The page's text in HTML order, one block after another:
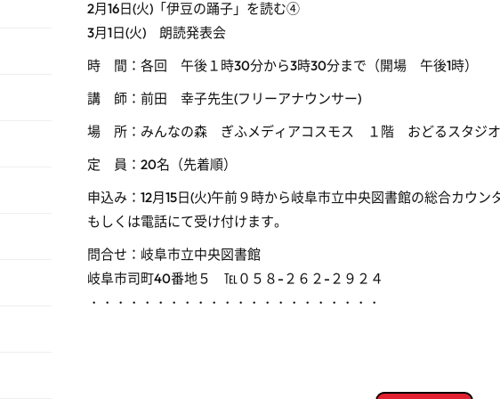
2月16日(火)「伊豆の踊子」を読む④
3月1日(火) 朗読発表会
時 間：各回 午後１時30分から3時30分まで（開場 午後1時）
講 師：前田 幸子先生(フリーアナウンサー)
場 所：みんなの森 ぎふメディアコスモス １階 おどるスタジオ
定 員：20名（先着順）
申込み：12月15日(火)午前９時から岐阜市立中央図書館の総合カウン
もしくは電話にて受け付けます。
問合せ：岐阜市立中央図書館
岐阜市司町40番地５ ℡０５８-２６２-２９２４
・・・・・・・・・・・・・・・・・・・・・・